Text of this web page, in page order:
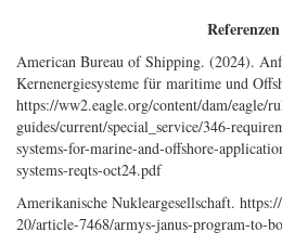
Referenzen
American Bureau of Shipping. (2024).
Kernenergiesysteme für maritime und
https://ww2.eagle.org/content/dam/eagle/
guides/current/special_service/346-
systems-for-marine-and-offshore-
systems-reqts-oct24.pdf
Amerikanische Nukleargesellschaft.
20/article-7468/armys-janus-program-to-